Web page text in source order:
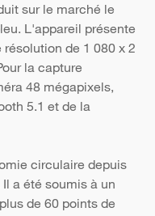
sur le marché le
L'appareil présente
de 1 080 x 2
la capture
48 mégapixels,
5.1 et de la
circulaire depuis
a été soumis à un
de 60 points de